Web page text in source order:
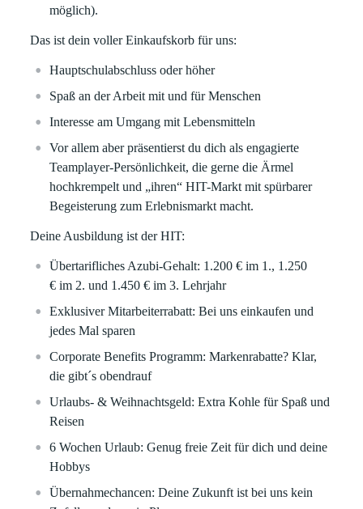
möglich).
Das ist dein voller Einkaufskorb für uns:
Hauptschulabschluss oder höher
Spaß an der Arbeit mit und für Menschen
Interesse am Umgang mit Lebensmitteln
Vor allem aber präsentierst du dich als engagierte
Teamplayer-Persönlichkeit, die gerne die Ärmel
hochkrempelt und „ihren“ HIT-Markt mit spürbarer
Begeisterung zum Erlebnismarkt macht.
Deine Ausbildung ist der HIT:
Übertarifliches Azubi-Gehalt: 1.200 €im 1., 1.250
€im 2. und 1.450 € im 3. Lehrjahr
Exklusiver Mitarbeiterrabatt: Bei uns einkaufen und
jedes Mal sparen
Corporate Benefits Programm:Markenrabatte? Klar,
die gibt´s obendrauf
Urlaubs- & Weihnachtsgeld:Extra Kohle für Spaß und
Reisen
6 Wochen Urlaub: Genug freie Zeit für dich und deine
Hobbys
Übernahmechancen: Deine Zukunft ist bei uns kein